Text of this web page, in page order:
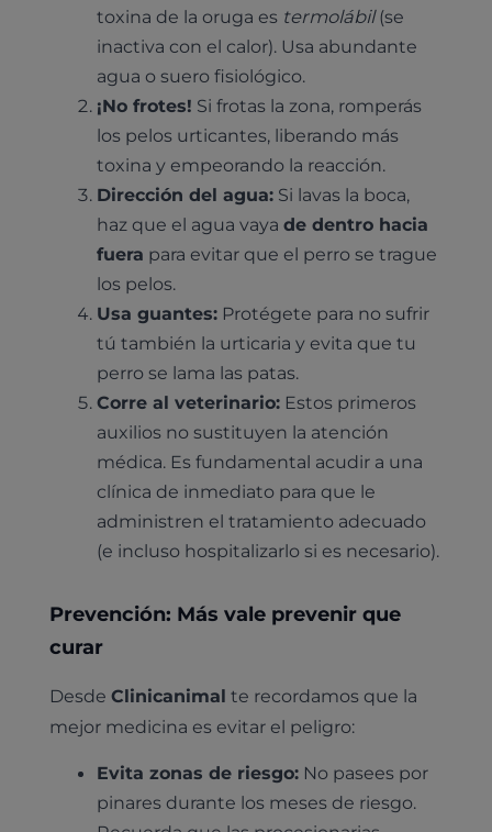
Diagnóstico veterinario por imagen
Laboratorio veterinario propio
Ecografía
Pruebas cropológicas
Pruebas histológicas – microscopio
Identificación con microchip y pasaporte
Desparasitación
Esterilización
Vacunación
Hospitalización
Nutrición
Planes de salud para gatos
¿Quiénes somos?
Comité de expertos veterinarios
Trabaja en Clinicanimal
toxina de la oruga es termolábil(se
inactiva con el calor). Usa abundante
agua o suero fisiológico.
¡No frotes! Si frotas la zona, romperás
los pelos urticantes, liberando más
toxina y empeorando la reacción.
Dirección del agua: Si lavas la boca,
haz que el agua vayade dentro hacia
fuera para evitar que el perro se trague
los pelos.
Usa guantes: Protégete para no sufrir
tú también la urticaria y evita que tu
perro se lama las patas.
Corre al veterinario: Estos primeros
auxilios no sustituyen la atención
médica. Es fundamental acudir a una
clínica de inmediato para que le
administren el tratamiento adecuado
(e incluso hospitalizarlo si es necesario).
Prevención: Más vale prevenir que
curar
Desde Clinicanimal te recordamos que la
mejor medicina es evitar el peligro:
Evita zonas de riesgo: No pasees por
pinares durante los meses de riesgo.